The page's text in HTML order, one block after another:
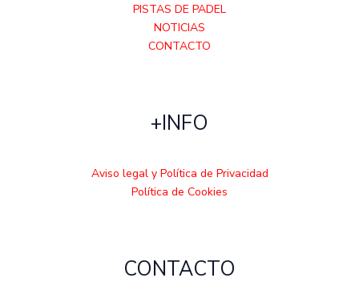
PISTAS DE PADEL
NOTICIAS
CONTACTO
+INFO
Aviso legal y Política de Privacidad
Política de Cookies
CONTACTO